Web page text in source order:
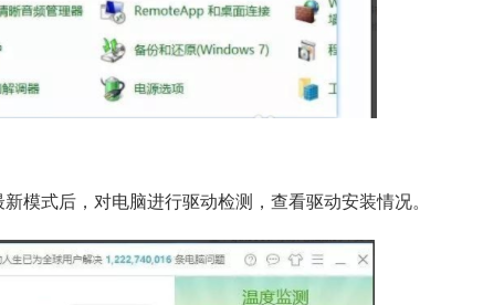
式后，对电脑进行驱动检测，查看驱动安装情况。